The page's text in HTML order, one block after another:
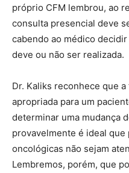
próprio CFM lembrou, ao
consulta presencial deve
cabendo ao médico
deve ou não ser realizada.
Dr. Kaliks reconhece que
apropriada para um
determinar uma mudança
provavelmente é ideal
oncológicas não sejam
Lembremos, porém, que